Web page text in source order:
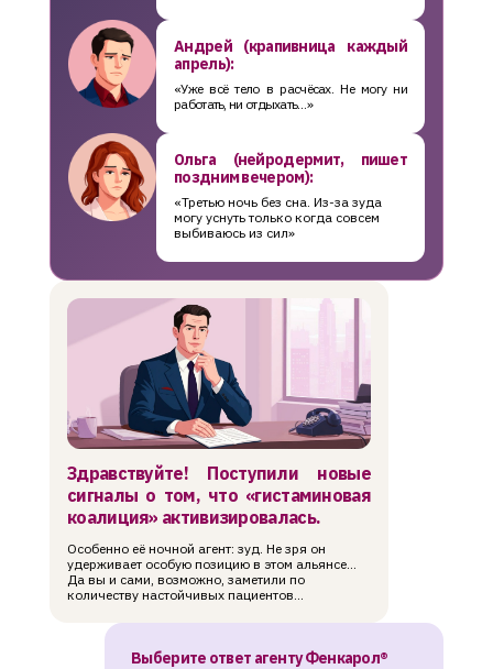
Андрей (крапивница каждый
апрель):
«Уже всё тело в расчёсах. Не могу ни
работать, ни отдыхать…»
Ольга (нейродермит, пишет
поздним вечером):
«Третью ночь без сна. Из-за зуда
могу уснуть только когда совсем
выбиваюсь из сил»
Здравствуйте! Поступили новые
сигналы о том, что «гистаминовая
коалиция» активизировалась.
Особенно её ночной агент: зуд. Не зря он
удерживает особую позицию в этом альянсе…
Да вы и сами, возможно, заметили по
количеству настойчивых пациентов…​
Выберите ответ агенту Фенкарол®